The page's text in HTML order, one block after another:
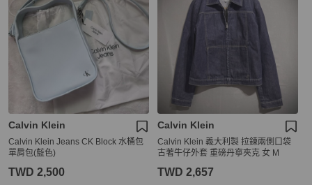
Calvin Klein
Calvin Klein Jeans CK Block 水桶包
單肩包(藍色)
TWD 2,500
Calvin Klein
Calvin Klein 義大利製 拉鍊兩側口袋
古著牛仔外套 重磅丹寧夾克 女 M
TWD 2,657